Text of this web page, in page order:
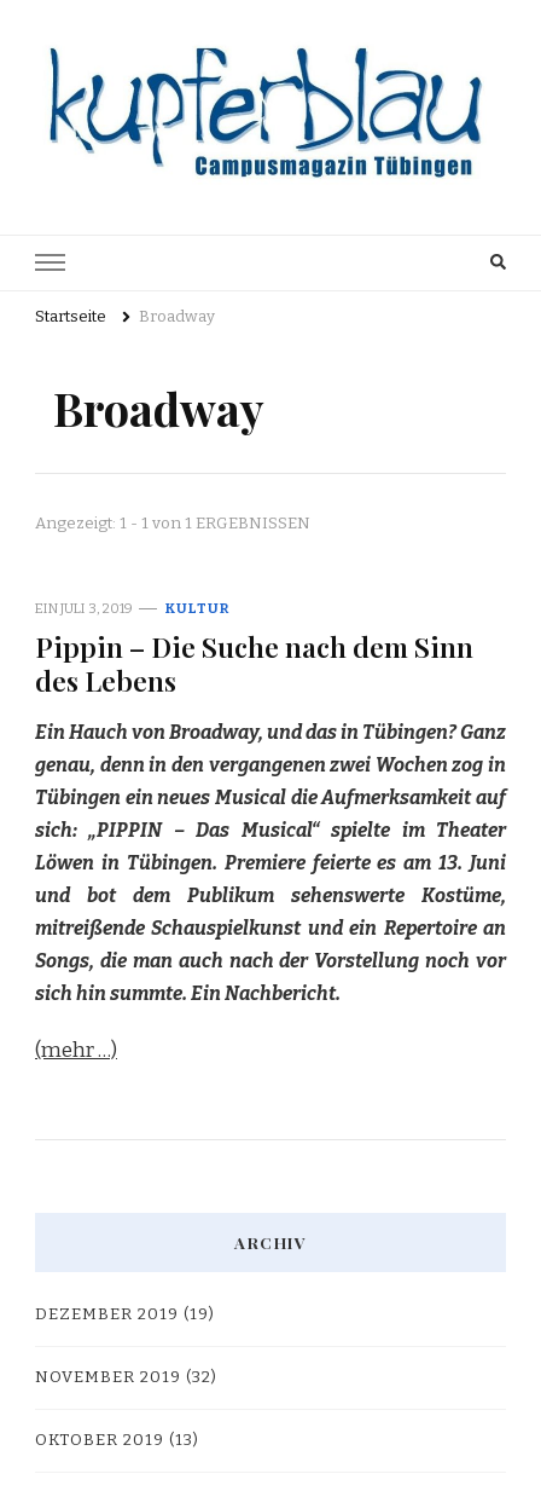
Archiv
Startseite Broadway
Broadway
Angezeigt: 1 - 1 von 1 ERGEBNISSEN
EINJULI 3, 2019 KULTUR
Pippin – Die Suche nach dem Sinn
des Lebens
Ein Hauch von Broadway, und das in Tübingen? Ganz
genau, denn in den vergangenenzwei Wochen zog in
Tübingen ein neues Musical die Aufmerksamkeit auf
sich: „PIPPIN – Das Musical“ spielte im Theater
Löwen in Tübingen. Premiere feierte es am 13. Juni
und bot dem Publikum sehenswerte Kostüme,
mitreißende Schauspielkunst und ein Repertoire an
Songs, die man auch nach der Vorstellung noch vor
sich hin summte. Ein Nachbericht.
(mehr …)
ARCHIV
DEZEMBER 2019 (19)
NOVEMBER 2019 (32)
OKTOBER 2019 (13)